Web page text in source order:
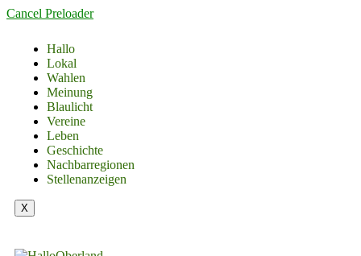
Cancel Preloader
Hallo
Lokal
Wahlen
Meinung
Blaulicht
Vereine
Leben
Geschichte
Nachbarregionen
Stellenanzeigen
X